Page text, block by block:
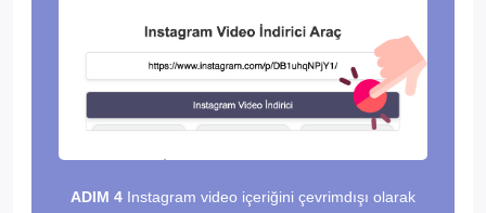
ADIM 4 Instagram video içeriğini çevrimdışı olarak